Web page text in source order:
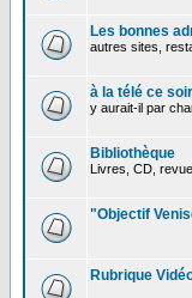
Les bonnes
autres sites,
à la télé ce soir
y aurait-il par
Bibliothèque
Livres, CD,
"Objectif
Rubrique